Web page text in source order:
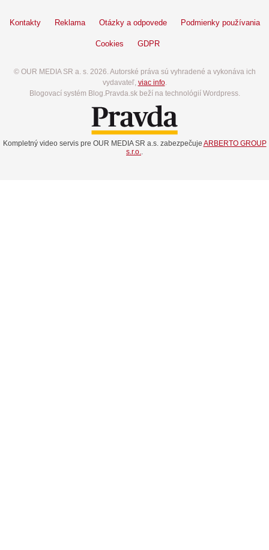
Kontakty Reklama Otázky a odpovede Podmienky používania
Cookies GDPR
© OUR MEDIA SR a. s. 2026. Autorské práva sú vyhradené a vykonáva ich
vydavateľ, viac info.
Blogovací systém Blog.Pravda.sk beží na technológií Wordpress.
Kompletný video servis pre OUR MEDIA SR a.s. zabezpečuje ARBERTO GROUP
s.r.o..